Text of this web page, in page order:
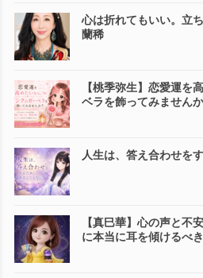
心は折れてもいい。
蘭稀
【桃季弥生】恋愛運を
ベラを飾ってみません
人生は、答え合わせを
【真巳華】心の声と不
に本当に耳を傾けるべ